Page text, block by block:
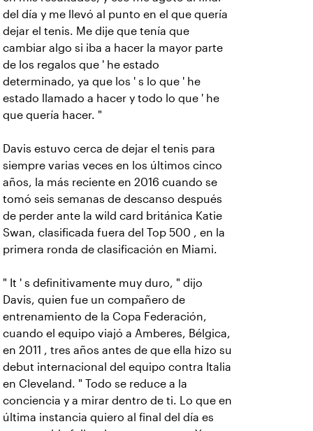
del día y me llevó al punto en el que quería
dejar el tenis. Me dije que tenía que
cambiar algo si iba a hacer la mayor parte
de los regalos que ' he estado
determinado, ya que los ' s lo que ' he
estado llamado a hacer y todo lo que ' he
que quería hacer. "
Davis estuvo cerca de dejar el tenis para
siempre varias veces en los últimos cinco
años, la más reciente en 2016 cuando se
tomó seis semanas de descanso después
de perder ante la wild card británica Katie
Swan, clasificada fuera del Top 500 , en la
primera ronda de clasificación en Miami.
" It ' s definitivamente muy duro, " dijo
Davis, quien fue un compañero de
entrenamiento de la Copa Federación,
cuando el equipo viajó a Amberes, Bélgica,
en 2011 , tres años antes de que ella hizo su
debut internacional del equipo contra Italia
en Cleveland. " Todo se reduce a la
conciencia y a mirar dentro de ti. Lo que en
última instancia quiero al final del día es